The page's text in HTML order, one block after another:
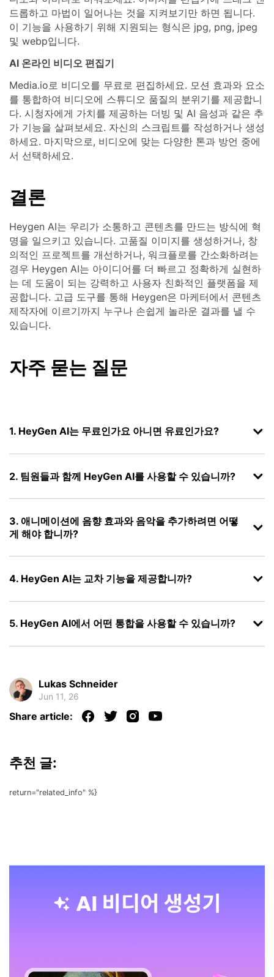
드롭하고 마법이 일어나는 것을 지켜보기만 하면 됩니다.
이 기능을 사용하기 위해 지원되는 형식은 jpg, png, jpeg
및 webp입니다.
AI 온라인 비디오 편집기
Media.io로 비디오를 무료로 편집하세요. 모션 효과와 요소
를 통합하여 비디오에 스튜디오 품질의 분위기를 제공합니
다. 시청자에게 가치를 제공하는 더빙 및 AI 음성과 같은 추
가 기능을 살펴보세요. 자신의 스크립트를 작성하거나 생성
하세요. 마지막으로, 비디오에 맞는 다양한 톤과 방언 중에
서 선택하세요.
결론
Heygen AI는 우리가 소통하고 콘텐츠를 만드는 방식에 혁
명을 일으키고 있습니다. 고품질 이미지를 생성하거나, 창
의적인 프로젝트를 개선하거나, 워크플로를 간소화하려는
경우 Heygen AI는 아이디어를 더 빠르고 정확하게 실현하
는 데 도움이 되는 강력하고 사용자 친화적인 플랫폼을 제
공합니다. 고급 도구를 통해 Heygen은 마케터에서 콘텐츠
제작자에 이르기까지 누구나 손쉽게 놀라운 결과를 낼 수
있습니다.
자주 묻는 질문
1. HeyGen AI는 무료인가요 아니면 유료인가요?
2. 팀원들과 함께 HeyGen AI를 사용할 수 있습니까?
3. 애니메이션에 음향 효과와 음악을 추가하려면 어떻
게 해야 합니까?
4. HeyGen AI는 교차 기능을 제공합니까?
5. HeyGen AI에서 어떤 통합을 사용할 수 있습니까?
Lukas Schneider
Jun 11, 26
Share article:
추천 글:
return="related_info" %}